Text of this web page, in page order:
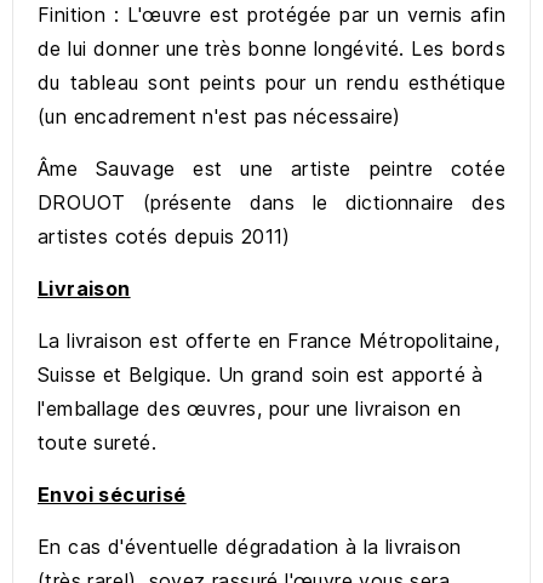
Finition : L'œuvre est protégée par un vernis afin
de lui donner une très bonne longévité. Les bords
du tableau sont peints pour un rendu esthétique
(un encadrement n'est pas nécessaire)
Âme Sauvage est une artiste peintre cotée
DROUOT (présente dans le dictionnaire des
artistes cotés depuis 2011)
Livraison
La livraison est offerte en France Métropolitaine,
Suisse et Belgique. Un grand soin est apporté à
l'emballage des œuvres, pour une livraison en
toute sureté.
Envoi sécurisé
En cas d'éventuelle dégradation à la livraison